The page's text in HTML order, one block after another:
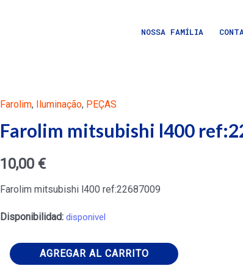
NOSSA FAMÍLIA
Farolim, Iluminação, PEÇAS
Farolim mitsubishi l400
10,00 €
Farolim mitsubishi l400 ref:22687009
Disponibilidad: disponivel
Farolim
mitsubishi
AGREGAR AL CARRITO